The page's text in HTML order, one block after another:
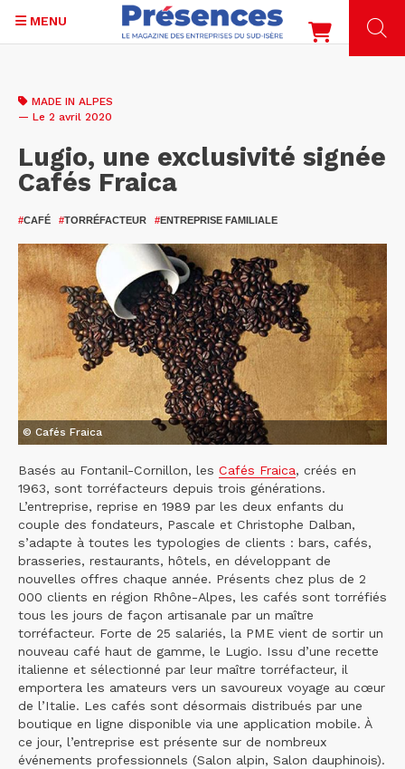
contenu
MENU
MADE IN ALPES
— Le 2 avril 2020
Lugio, une exclusivité signée
Cafés Fraica
#CAFÉ #TORRÉFACTEUR #ENTREPRISE FAMILIALE
© Cafés Fraica
Basés au Fontanil-Cornillon, les Cafés Fraica, créés en
1963, sont torréfacteurs depuis trois générations.
L’entreprise, reprise en 1989 par les deux enfants du
couple des fondateurs, Pascale et Christophe Dalban,
s’adapte à toutes les typologies de clients : bars, cafés,
brasseries, restaurants, hôtels, en développant de
nouvelles offres chaque année. Présents chez plus de 2
000 clients en région Rhône-Alpes, les cafés sont torréfiés
tous les jours de façon artisanale par un maître
torréfacteur. Forte de 25 salariés, la PME vient de sortir un
nouveau café haut de gamme, le Lugio. Issu d’une recette
italienne et sélectionné par leur maître torréfacteur, il
emportera les amateurs vers un savoureux voyage au cœur
de l’Italie. Les cafés sont désormais distribués par une
boutique en ligne disponible via une application mobile. À
ce jour, l’entreprise est présente sur de nombreux
événements professionnels (Salon alpin, Salon dauphinois).